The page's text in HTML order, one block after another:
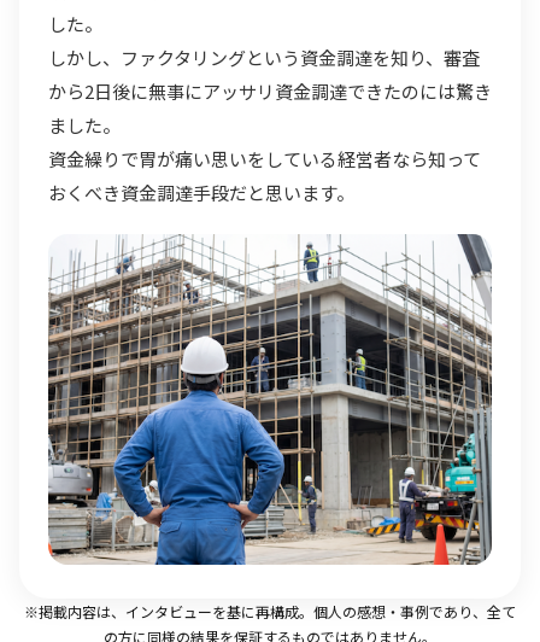
した。
しかし、ファクタリングという資金調達を知り、審査
から2日後に無事にアッサリ資金調達できたのには驚き
ました。
資金繰りで胃が痛い思いをしている経営者なら知って
おくべき資金調達手段だと思います。
※掲載内容は、インタビューを基に再構成。個人の感想・事例であり、全て
の方に同様の結果を保証するものではありません。